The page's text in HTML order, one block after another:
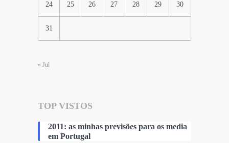
24 25 26 27 28 29 30
31
« Jul
TOP VISTOS
2011: as minhas previsões para os media
em Portugal